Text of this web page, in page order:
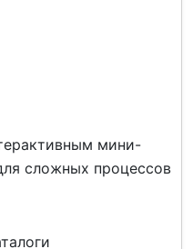
мини-
сложных процессов